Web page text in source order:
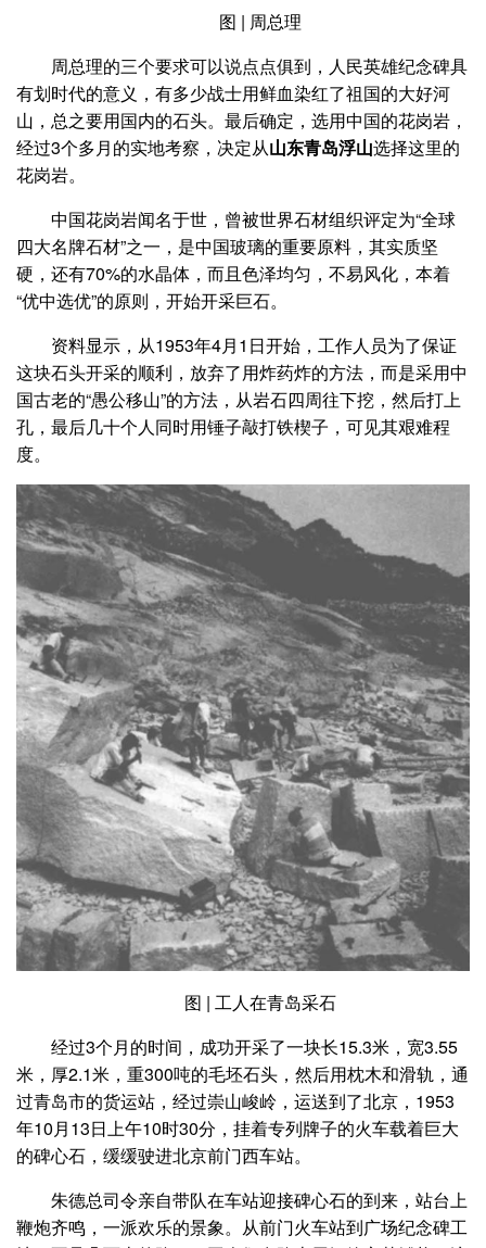
图 | 周总理
周总理的三个要求可以说点点俱到，人民英雄纪念碑具
有划时代的意义，有多少战士用鲜血染红了祖国的大好河
山，总之要用国内的石头。最后确定，选用中国的花岗岩，
经过3个多月的实地考察，决定从山东青岛浮山选择这里的
花岗岩。
中国花岗岩闻名于世，曾被世界石材组织评定为“全球
四大名牌石材”之一，是中国玻璃的重要原料，其实质坚
硬，还有70%的水晶体，而且色泽均匀，不易风化，本着
“优中选优”的原则，开始开采巨石。
资料显示，从1953年4月1日开始，工作人员为了保证
这块石头开采的顺利，放弃了用炸药炸的方法，而是采用中
国古老的“愚公移山”的方法，从岩石四周往下挖，然后打上
孔，最后几十个人同时用锤子敲打铁楔子，可见其艰难程
度。
图 | 工人在青岛采石
经过3个月的时间，成功开采了一块长15.3米，宽3.55
米，厚2.1米，重300吨的毛坯石头，然后用枕木和滑轨，通
过青岛市的货运站，经过崇山峻岭，运送到了北京，1953
年10月13日上午10时30分，挂着专列牌子的火车载着巨大
的碑心石，缓缓驶进北京前门西车站。
朱德总司令亲自带队在车站迎接碑心石的到来，站台上
鞭炮齐鸣，一派欢乐的景象。从前门火车站到广场纪念碑工